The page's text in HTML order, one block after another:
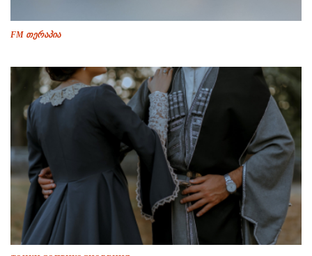
FM თერაპია